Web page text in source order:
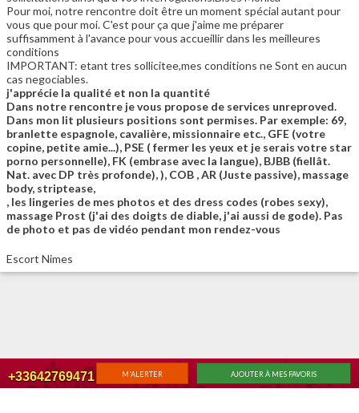
+33642769471 M'ALERTER AJOUTER À MES FAVORIS
Pour moi, notre rencontre doit être un moment spécial autant pour
vous que pour moi. C'est pour ça que j'aime me préparer
suffisamment à l'avance pour vous accueillir dans les meilleures
conditions
IMPORTANT: etant tres sollicitee,mes conditions ne Sont en aucun
cas negociables.
j'apprécie la qualité et non la quantité
Dans notre rencontre je vous propose de services unreproved.
Dans mon lit plusieurs positions sont permises. Par exemple: 69,
branlette espagnole, cavalière, missionnaire etc., GFE (votre
copine, petite amie...), PSE ( fermer les yeux et je serais votre star
porno personnelle), FK (embrase avec la langue), BJBB (fiellât.
Nat. avec DP très profonde), ), COB , AR (Juste passive), massage
body, striptease,
, les lingeries de mes photos et des dress codes (robes sexy),
massage Prost (j'ai des doigts de diable, j'ai aussi de gode). Pas
de photo et pas de vidéo pendant mon rendez-vous
Escort Nimes